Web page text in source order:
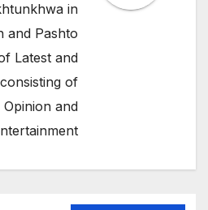
in
and Pashto
Latest and
of
and